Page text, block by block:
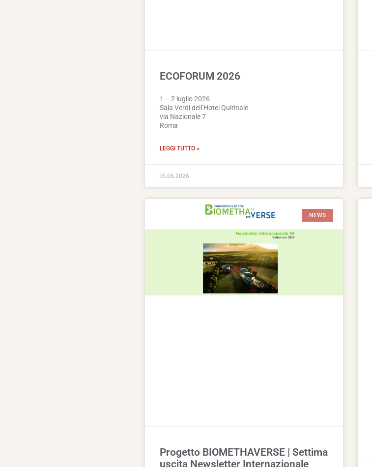
ECOFORUM 2026
1 – 2 luglio 2026
Sala Verdi dell’Hotel Quirinale
via Nazionale 7
Roma
LEGGI TUTTO »
16.06.2026
NEWS
Progetto BIOMETHAVERSE | Settima
uscita Newsletter Internazionale